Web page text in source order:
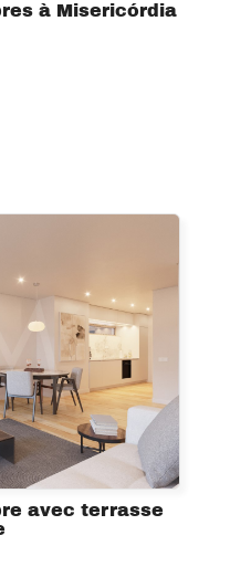
à Misericórdia
avec terrasse